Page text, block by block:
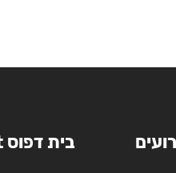
בית דפוס One Print